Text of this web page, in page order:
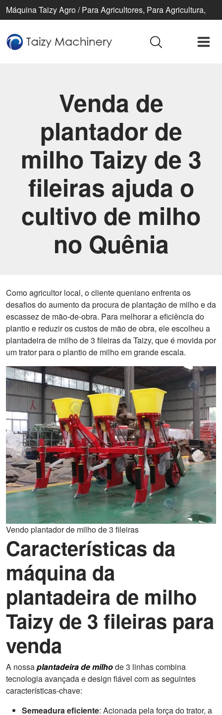
Máquina Taizy Agro / Para Agricultores, Para Agricultura,
Venda de
plantador de
milho Taizy de 3
fileiras ajuda o
cultivo de milho
no Quênia
Como agricultor local, o cliente queniano enfrenta os
desafios do aumento da procura de plantação de milho e da
escassez de mão-de-obra. Para melhorar a eficiência do
plantio e reduzir os custos de mão de obra, ele escolheu a
plantadeira de milho de 3 fileiras da Taizy, que é movida por
um trator para o plantio de milho em grande escala.
Vendo plantador de milho de 3 fileiras
Características da
máquina da
plantadeira de milho
Taizy de 3 fileiras para
venda
A nossaplantadeira de milhode 3 linhas combina
tecnologia avançada e design fiável com as seguintes
características-chave:
Semeadura eficiente: Acionada pela força do trator, a